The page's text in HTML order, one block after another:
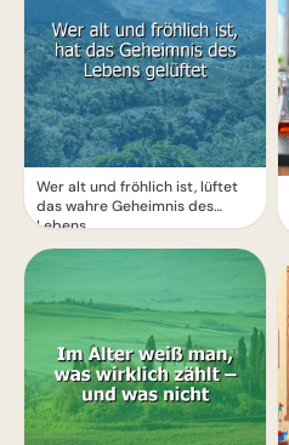
Wer alt und fröhlich ist, lüftet
das wahre Geheimnis des
Lebens.